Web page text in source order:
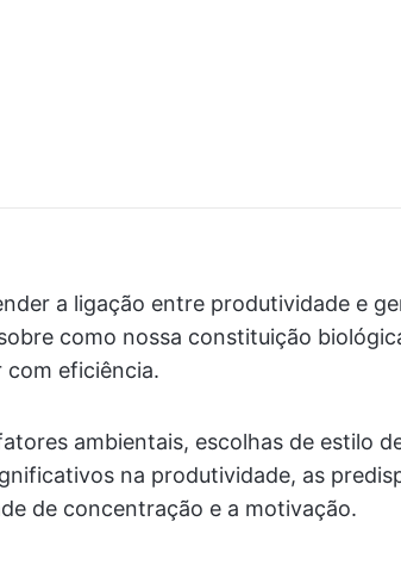
a ligação entre produtividade e
como nossa constituição
com eficiência.
ambientais, escolhas de estilo
na produtividade, as
de concentração e a motivação.